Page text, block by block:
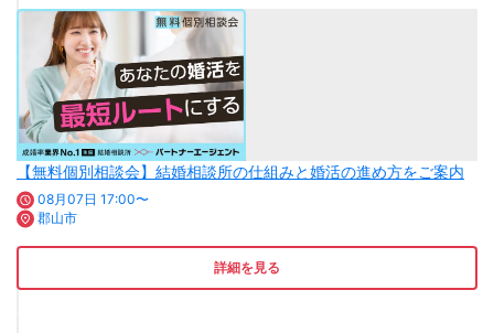
【無料個別相談会】結婚相談所の仕組みと婚活の進め方をご案内
08月07日 17:00〜
郡山市
詳細を見る